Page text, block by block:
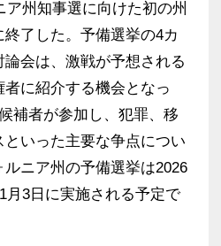
ア州知事選に向けた初の州
了した。予備選挙の4カ
会は、激戦が予想される
に紹介する機会となっ
補者が参加し、犯罪、移
いった主要な争点につい
ニア州の予備選挙は2026
月3日に実施される予定で